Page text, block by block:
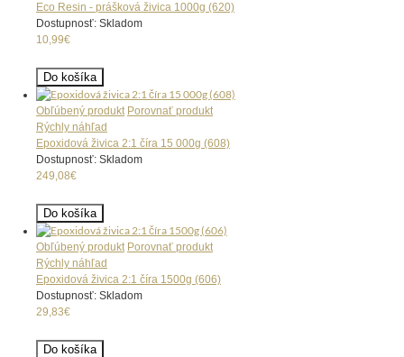
Eco Resin - prášková živica 1000g (620)
Dostupnosť: Skladom
10,99€
Do košíka
Obľúbený produkt Porovnať produkt
Rýchly náhľad
Epoxidová živica 2:1 číra 15 000g (608)
Dostupnosť: Skladom
249,08€
Do košíka
Obľúbený produkt Porovnať produkt
Rýchly náhľad
Epoxidová živica 2:1 číra 1500g (606)
Dostupnosť: Skladom
29,83€
Do košíka